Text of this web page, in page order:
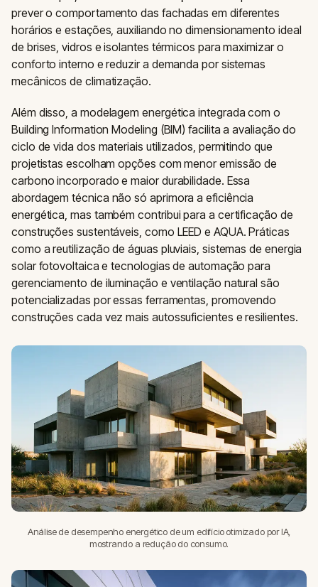
prever o comportamento das fachadas em diferentes
horários e estações, auxiliando no dimensionamento ideal
de brises, vidros e isolantes térmicos para maximizar o
conforto interno e reduzir a demanda por sistemas
mecânicos de climatização.
Além disso, a modelagem energética integrada com o
Building Information Modeling (BIM) facilita a avaliação do
ciclo de vida dos materiais utilizados, permitindo que
projetistas escolham opções com menor emissão de
carbono incorporado e maior durabilidade. Essa
abordagem técnica não só aprimora a eficiência
energética, mas também contribui para a certificação de
construções sustentáveis, como LEED e AQUA. Práticas
como a reutilização de águas pluviais, sistemas de energia
solar fotovoltaica e tecnologias de automação para
gerenciamento de iluminação e ventilação natural são
potencializadas por essas ferramentas, promovendo
construções cada vez mais autossuficientes e resilientes.
Análise de desempenho energético de um edifício otimizado por IA,
mostrando a redução do consumo.